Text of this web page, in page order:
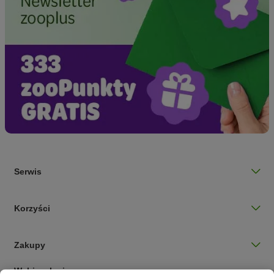
Serwis
Korzyści
Zakupy
Wybierz kraj